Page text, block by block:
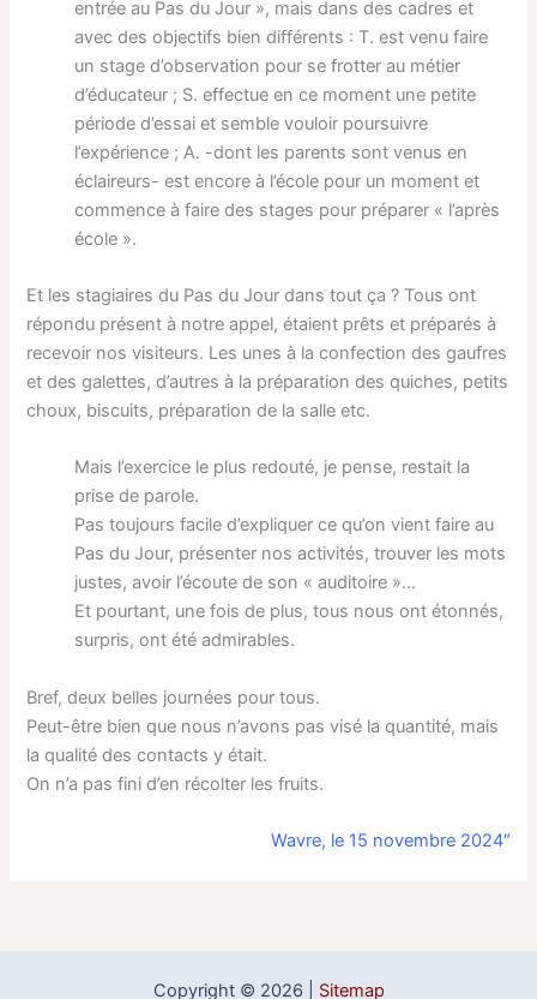
entrée au Pas du Jour », mais dans des cadres et
avec des objectifs bien différents : T. est venu faire
un stage d’observation pour se frotter au métier
d’éducateur ; S. effectue en ce moment une petite
période d’essai et semble vouloir poursuivre
l’expérience ; A. -dont les parents sont venus en
éclaireurs- est encore à l’école pour un moment et
commence à faire des stages pour préparer « l’après
école ».
Et les stagiaires du Pas du Jour dans tout ça ? Tous ont
répondu présent à notre appel, étaient prêts et préparés à
recevoir nos visiteurs. Les unes à la confection des gaufres
et des galettes, d’autres à la préparation des quiches, petits
choux, biscuits, préparation de la salle etc.
Mais l’exercice le plus redouté, je pense, restait la
prise de parole.
Pas toujours facile d’expliquer ce qu’on vient faire au
Pas du Jour, présenter nos activités, trouver les mots
justes, avoir l’écoute de son « auditoire »…
Et pourtant, une fois de plus, tous nous ont étonnés,
surpris, ont été admirables.
Bref, deux belles journées pour tous.
Peut-être bien que nous n’avons pas visé la quantité, mais
la qualité des contacts y était.
On n’a pas fini d’en récolter les fruits.
Wavre, le 15 novembre 2024″
Copyright © 2026 | Sitemap